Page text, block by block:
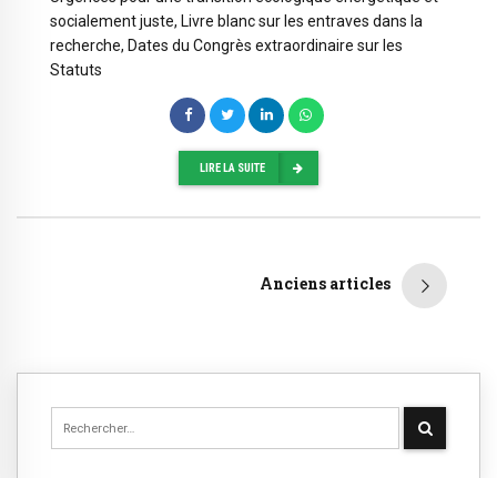
socialement juste, Livre blanc sur les entraves dans la
recherche, Dates du Congrès extraordinaire sur les
Statuts
LIRE LA SUITE
Anciens articles